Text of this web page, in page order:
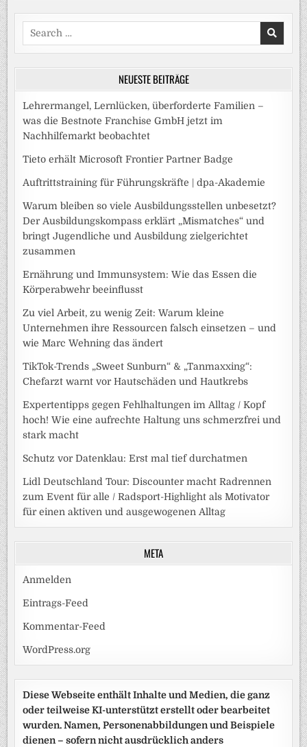
Search
for:
NEUESTE BEITRÄGE
Lehrermangel, Lernlücken, überforderte Familien –
was die Bestnote Franchise GmbH jetzt im
Nachhilfemarkt beobachtet
Tieto erhält Microsoft Frontier Partner Badge
Auftrittstraining für Führungskräfte | dpa-Akademie
Warum bleiben so viele Ausbildungsstellen unbesetzt?
Der Ausbildungskompass erklärt „Mismatches“ und
bringt Jugendliche und Ausbildung zielgerichtet
zusammen
Ernährung und Immunsystem: Wie das Essen die
Körperabwehr beeinflusst
Zu viel Arbeit, zu wenig Zeit: Warum kleine
Unternehmen ihre Ressourcen falsch einsetzen – und
wie Marc Wehning das ändert
TikTok-Trends „Sweet Sunburn“ & „Tanmaxxing“:
Chefarzt warnt vor Hautschäden und Hautkrebs
Expertentipps gegen Fehlhaltungen im Alltag / Kopf
hoch! Wie eine aufrechte Haltung uns schmerzfrei und
stark macht
Schutz vor Datenklau: Erst mal tief durchatmen
Lidl Deutschland Tour: Discounter macht Radrennen
zum Event für alle / Radsport-Highlight als Motivator
für einen aktiven und ausgewogenen Alltag
META
Anmelden
Eintrags-Feed
Kommentar-Feed
WordPress.org
Diese Webseite enthält Inhalte und Medien, die ganz
oder teilweise KI-unterstützt erstellt oder bearbeitet
wurden. Namen, Personenabbildungen und Beispiele
dienen – sofern nicht ausdrücklich anders